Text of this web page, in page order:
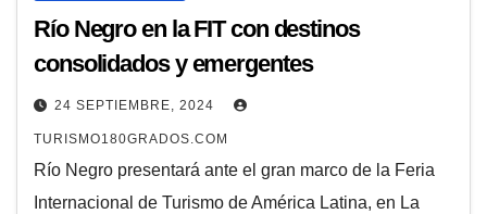
Río Negro en la FIT con destinos
consolidados y emergentes
24 SEPTIEMBRE, 2024
TURISMO180GRADOS.COM
Río Negro presentará ante el gran marco de la Feria
Internacional de Turismo de América Latina, en La